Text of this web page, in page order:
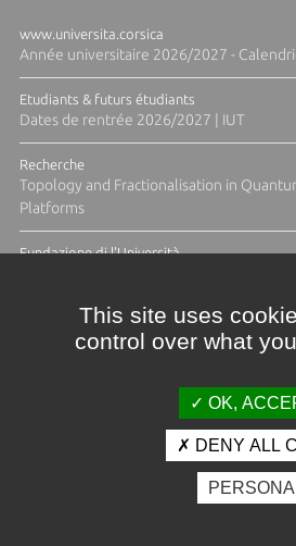
www.universita.corsica
Année universitaire 2026/2027 -
Etudiants & futurs étudiants
Dates de rentrée 2026/2027 | IUT
Recherche
Topology and Fractionalisation in
Platforms
Fundazione di l'Università
Crédits et mentions légales
Espace presse
This site uses
control over what
OK,
DENY ALL